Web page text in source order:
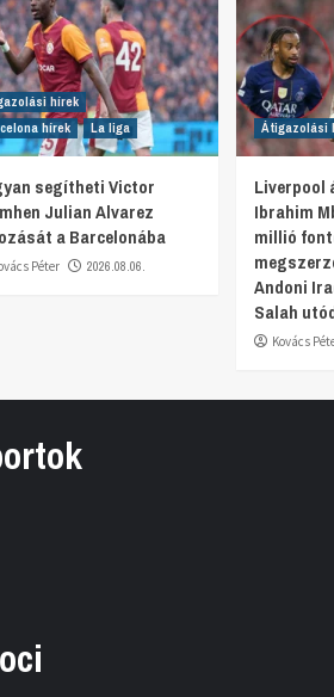
hírek
hírek
La liga
segítheti Victor
Julian Alvarez
a Barcelonába
Péter 2026.08.06.
Átigazolási
Liverpool
Ibrahim
millió
Andoni
Salah
Kovács